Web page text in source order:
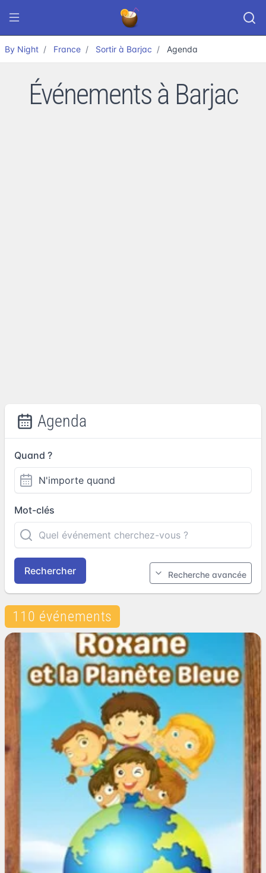
By Night France Sortir à Barjac Agenda
Événements à Barjac
Agenda
Quand ?
Mot-clés
Rechercher Recherche avancée
110 événements